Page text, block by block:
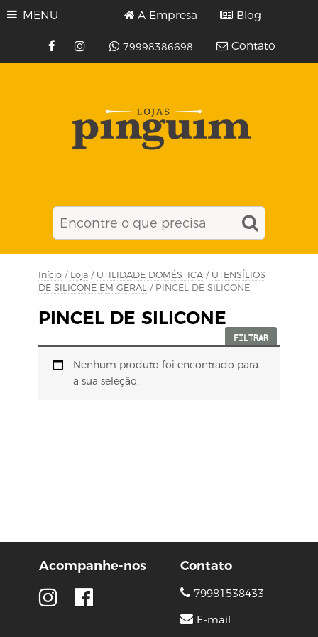
MENU
79998386698
A Empresa Blog
Contato
Início / Loja / UTILIDADE DOMÉSTICA / UTENSÍLIOS
DE SILICONE EM GERAL / PINCEL DE SILICONE
PINCEL DE SILICONE
FILTRAR
Nenhum produto foi encontrado para
a sua seleção.
Acompanhe-nos Contato
79981538433
E-mail